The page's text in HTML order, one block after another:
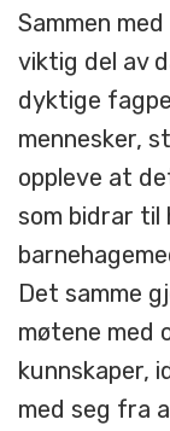
Sammen
viktig del av
dyktige
mennesker,
oppleve at
som bidrar til
Det samme
møtene med
kunnskaper,
med seg fra